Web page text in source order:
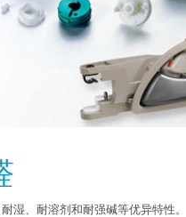
湿、耐溶剂和耐强碱等优异特性。